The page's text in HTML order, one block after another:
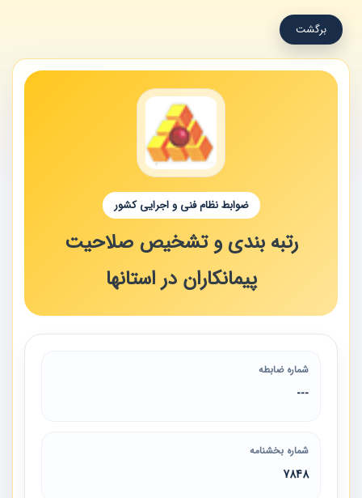
برگشت
ضوابط نظام فنی و اجرایی کشور
رتبه بندی و تشخیص صلاحیت
پیمانکاران در استانها
شماره ضابطه
---
شماره بخشنامه
7848